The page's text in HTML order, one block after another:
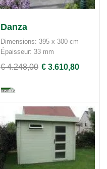
Danza
Dimensions: 395 x 300 cm
Épaisseur: 33 mm
€ 4.248,00 € 3.610,80